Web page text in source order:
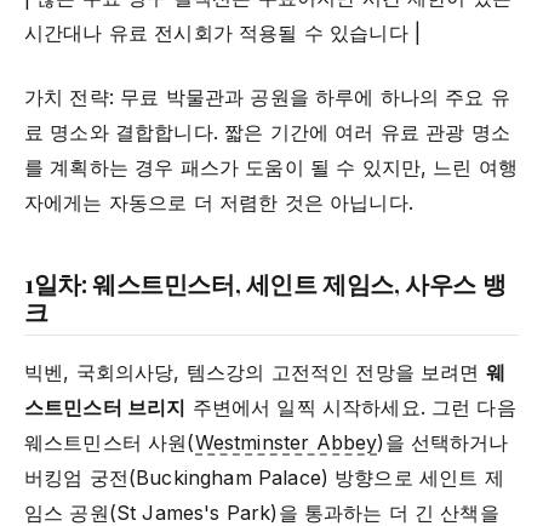
시간대나 유료 전시회가 적용될 수 있습니다 |
가치 전략: 무료 박물관과 공원을 하루에 하나의 주요 유
료 명소와 결합합니다. 짧은 기간에 여러 유료 관광 명소
를 계획하는 경우 패스가 도움이 될 수 있지만, 느린 여행
자에게는 자동으로 더 저렴한 것은 아닙니다.
1일차: 웨스트민스터, 세인트 제임스, 사우스 뱅
크
빅벤, 국회의사당, 템스강의 고전적인 전망을 보려면 웨
스트민스터 브리지 주변에서 일찍 시작하세요. 그런 다음
웨스트민스터 사원(Westminster Abbey)을 선택하거나
버킹엄 궁전(Buckingham Palace) 방향으로 세인트 제
임스 공원(St James's Park)을 통과하는 더 긴 산책을